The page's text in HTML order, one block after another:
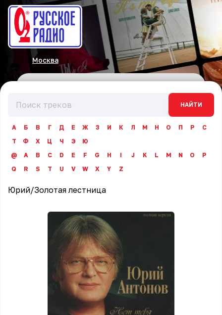
Москва
НАЙТИ
А Б В Г Д Е Ж З И К Л М Н О П Р
С
Т
Ф Х Ц Ч Э
Ю
@
A B C D E F G H I J K L M N O
P
Q
R S T U V W X Y Z
Юрий/Золотая лестница